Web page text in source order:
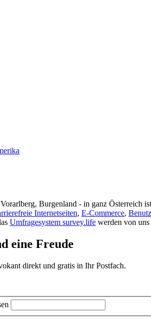
Burgenland - in ganz Österreich
Internetseiten, E-Commerce,
Umfragesystem survey.life werden von
eine Freude
direkt und gratis in Ihr Postfach.